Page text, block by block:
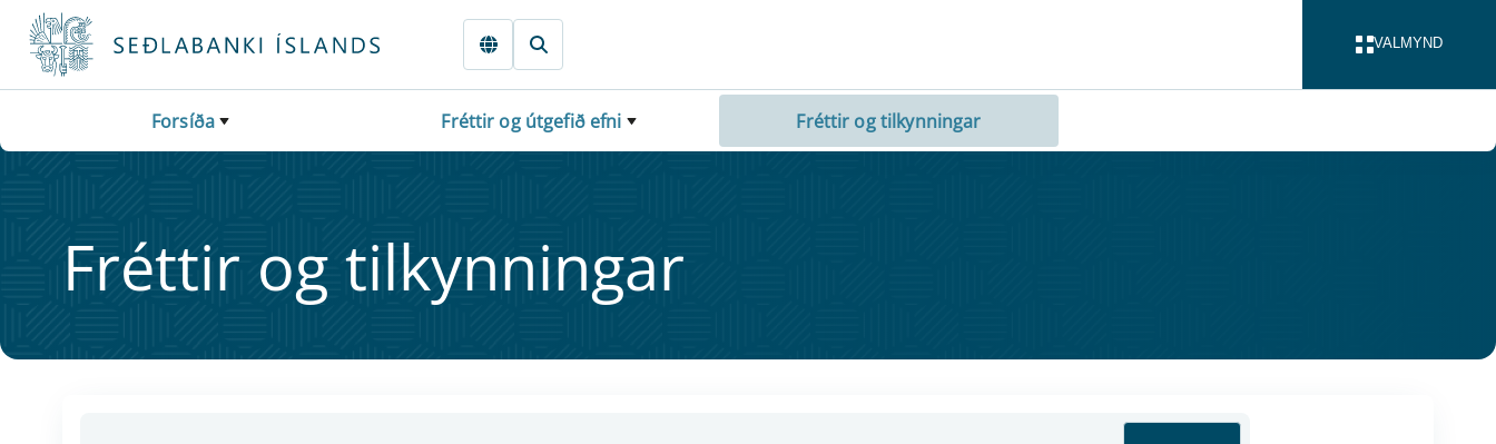
Fara beint í Meginmál
VALMYND
Forsíða Fréttir og útgefið efni Fréttir og tilkynningar
Frétt­ir og til­kynn­ing­ar